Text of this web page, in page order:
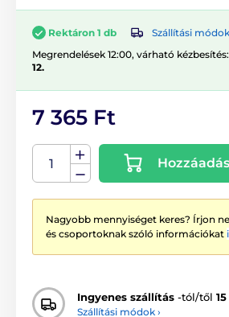
Rektáron 1 db
Szállítási módok
Megrendelések 12:00, várható kézbesítés:
12.
7 365 Ft
Nagyobb mennyiséget keres? Írjon
és csoportoknak szóló információkat
Ingyenes szállítás -tól/től
Szállítási módok ›